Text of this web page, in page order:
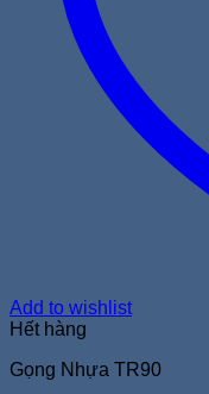
Add to wishlist
Hết hàng
Gọng Nhựa TR90